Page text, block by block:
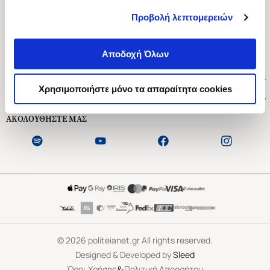
Προβολή λεπτομερειών
Αποδοχή Όλων
Χρησιμοποιήστε μόνο τα απαραίτητα cookies
Ασκληπιού 1-3, Αθήνα 106 79
Δευτέρα - Παρασκευή 09:00-21:00
Εξυπηρέτηση Πελατών
ΑΚΟΛΟΥΘΗΣΤΕ ΜΑΣ
©2026 politeianet.gr All rights reserved.
Designed & Developed bySleed